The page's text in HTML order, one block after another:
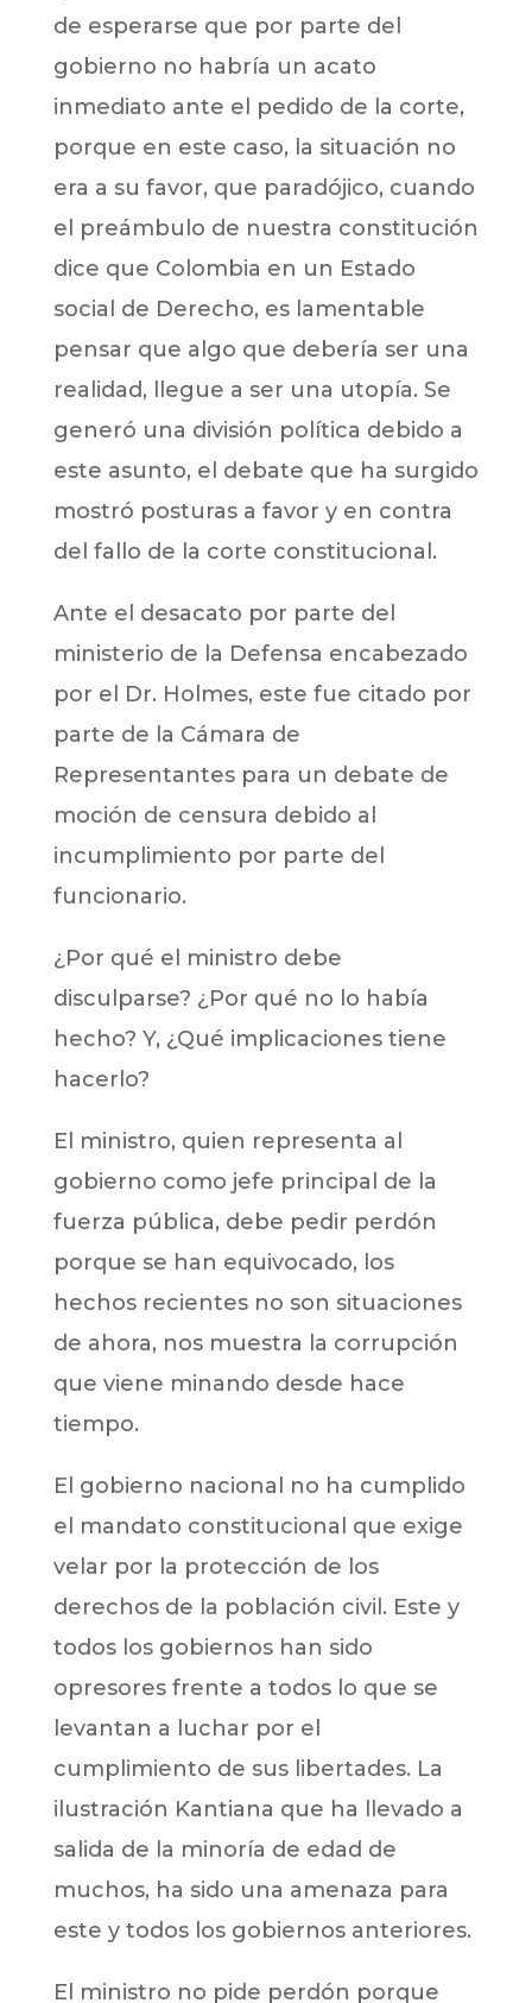
de esperarse que por parte del
gobierno no habría un acato
inmediato ante el pedido de la corte,
porque en este caso, la situación no
era a su favor, que paradójico, cuando
el preámbulo de nuestra constitución
dice que Colombia en un Estado
social de Derecho, es lamentable
pensar que algo que debería ser una
realidad, llegue a ser una utopía. Se
generó una división política debido a
este asunto, el debate que ha surgido
mostró posturas a favor y en contra
del fallo de la corte constitucional.
Ante el desacato por parte del
ministerio de la Defensa encabezado
por el Dr. Holmes, este fue citado por
parte de la Cámara de
Representantes para un debate de
moción de censura debido al
incumplimiento por parte del
funcionario.
¿Por qué el ministro debe
disculparse? ¿Por qué no lo había
hecho? Y, ¿Qué implicaciones tiene
hacerlo?
El ministro, quien representa al
gobierno como jefe principal de la
fuerza pública, debe pedir perdón
porque se han equivocado, los
hechos recientes no son situaciones
de ahora, nos muestra la corrupción
que viene minando desde hace
tiempo.
El gobierno nacional no ha cumplido
el mandato constitucional que exige
velar por la protección de los
derechos de la población civil. Este y
todos los gobiernos han sido
opresores frente a todos lo que se
levantan a luchar por el
cumplimiento de sus libertades. La
ilustración Kantiana que ha llevado a
salida de la minoría de edad de
muchos, ha sido una amenaza para
este y todos los gobiernos anteriores.
El ministro no pide perdón porque